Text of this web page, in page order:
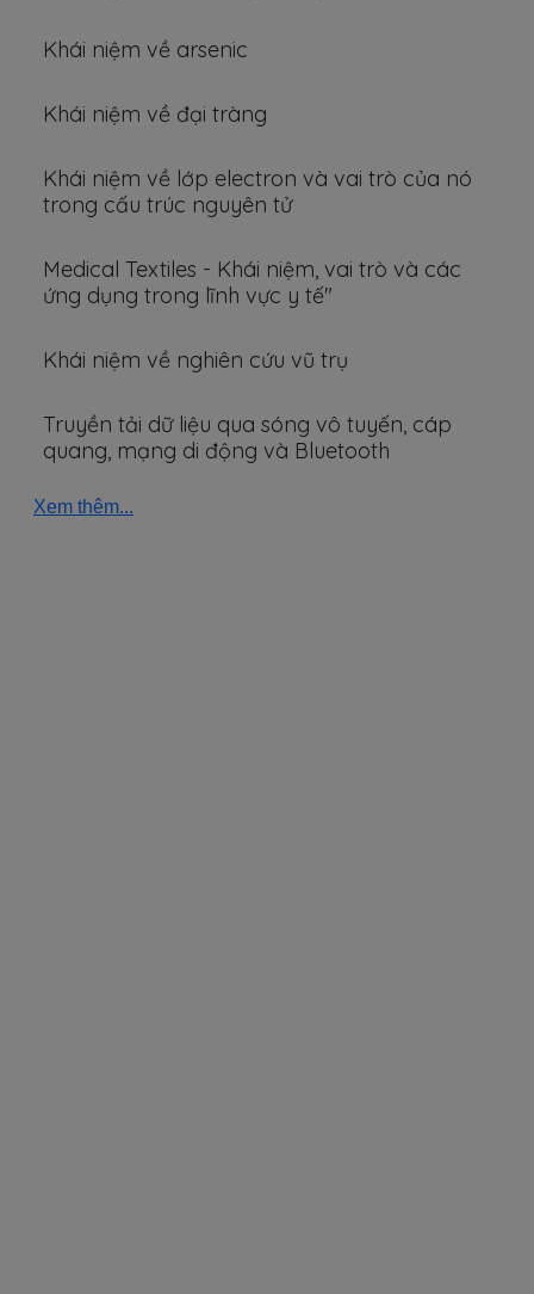
Khái niệm về arsenic
Khái niệm về đại tràng
Khái niệm về lớp electron và vai trò của nó
trong cấu trúc nguyên tử
Medical Textiles - Khái niệm, vai trò và các
ứng dụng trong lĩnh vực y tế"
Khái niệm về nghiên cứu vũ trụ
Truyền tải dữ liệu qua sóng vô tuyến, cáp
quang, mạng di động và Bluetooth
Xem thêm...